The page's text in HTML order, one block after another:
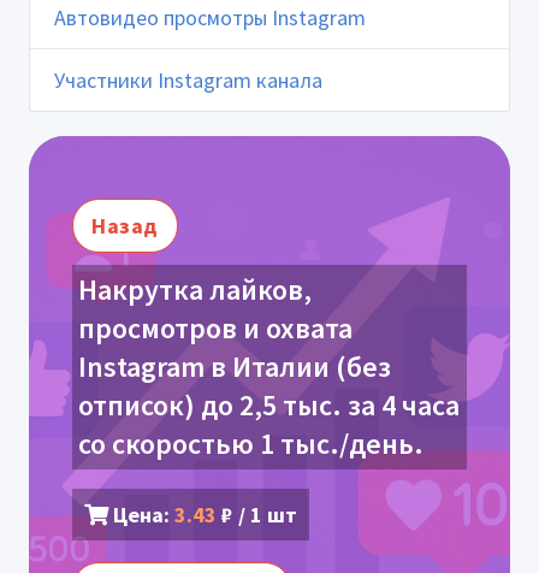
Автовидео просмотры Instagram
Участники Instagram канала
Назад
Накрутка лайков,
просмотров и охвата
Instagram в Италии (без
отписок) до 2,5 тыс. за 4 часа
со скоростью 1 тыс./день.
Цена: 3.43 ₽ / 1 шт